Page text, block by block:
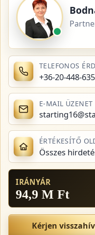
TELEFONOS
+36-20-448-
E-MAIL ÜZENET
ÉRTÉKESÍTŐ
Összes
IRÁNYÁR
94,9 M Ft
Kérjen